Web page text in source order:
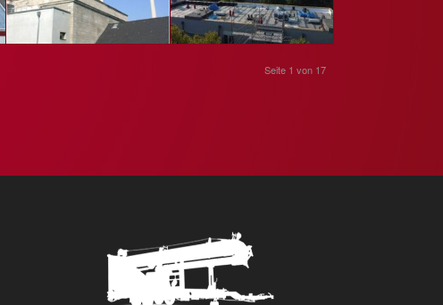
Seite 1 von 17